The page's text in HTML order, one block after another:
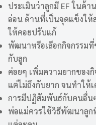
ประเมินว่าลูกมี EF ในด้
อ่อน ด้านที่เป็นจุดแข็งให้
ให้คอยปรับแก้
พัฒนาหรือเลือกกิจกรรม
กับลูก
ค่อยๆ เพิ่มความยากของ
แต่ไม่ถึงกับยาก จนทำให้เ
การมีปฏิสัมพันธ์กับคนอื่น
พ่อแม่ควรใช้วิธีพัฒนาลูก